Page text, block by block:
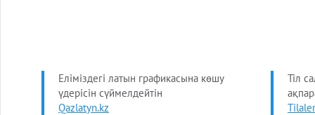
Еліміздегі латын графикасына көшу
үдерісін сүймелдейтін
Qazlatyn.kz
Тіл